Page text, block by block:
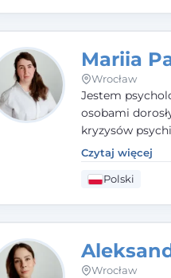
Mariia
Wrocław
Jestem
osobami
kryzysów
trudności
empatią i
każdego
Czytaj więcej
Polski
Wrocław